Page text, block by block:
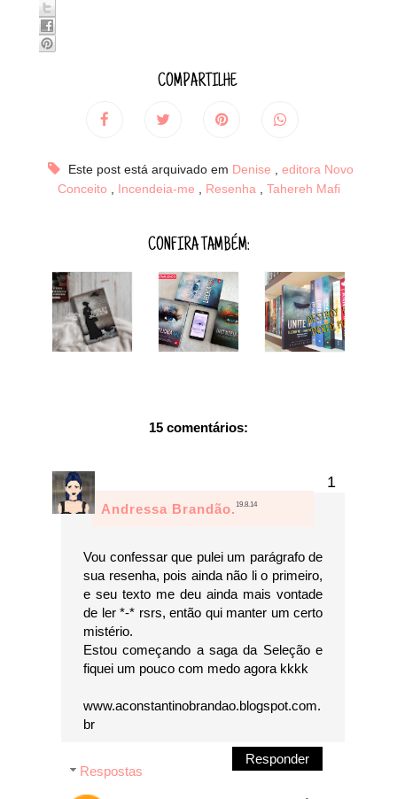
COMPARTILHE
Este post está arquivado em Denise
editora Novo
Conceito
Incendeia-me Resenha Tahereh Mafi
CONFIRA TAMBÉM:
15 comentários:
Andressa Brandão. 19.8.14
Vou confessar que pulei um parágrafo de
sua resenha, pois ainda não li o primeiro,
e seu texto me deu ainda mais vontade
de ler *-* rsrs, então qui manter um certo
mistério.
Estou começando a saga da Seleção e
fiquei um pouco com medo agora kkkk
www.aconstantinobrandao.blogspot.com.
br
Responder
Respostas